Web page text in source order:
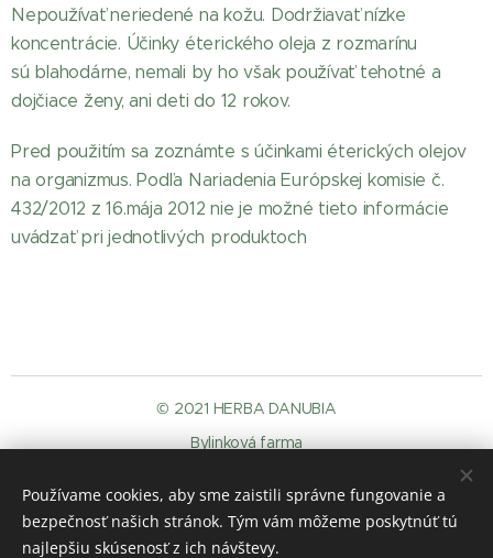
Nepoužívať neriedené na kožu. Dodržiavať nízke
koncentrácie. Účinky éterického oleja z rozmarínu
sú blahodárne, nemali by ho však používať tehotné a
dojčiace ženy, ani deti do 12 rokov.
Pred použitím sa zoznámte s účinkami éterických olejov
na organizmus. Podľa Nariadenia Európskej komisie č.
432/2012 z 16.mája 2012 nie je možné tieto informácie
uvádzať pri jednotlivých produktoch
© 2021 HERBA DANUBIA
Bylinková farma
GDPR.elallas-a-szerzodestol Sütik
Nyelvek
Používame cookies, aby sme zaistili správne fungovanie a
bezpečnosť našich stránok. Tým vám môžeme poskytnúť tú
najlepšiu skúsenosť z ich návštevy.